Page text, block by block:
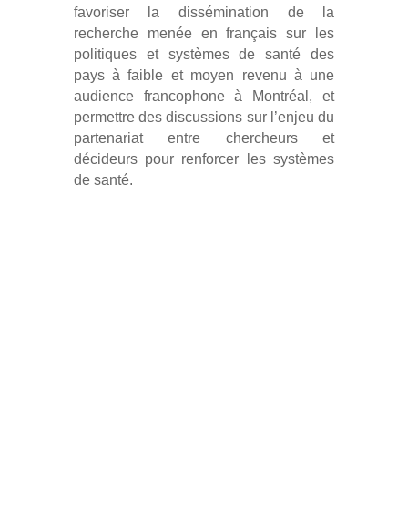
favoriser la dissémination de la
recherche menée en français sur les
politiques et systèmes de santé des
pays à faible et moyen revenu à une
audience francophone à Montréal, et
permettre des discussions sur l’enjeu du
partenariat entre chercheurs et
décideurs pour renforcer les systèmes
de santé.